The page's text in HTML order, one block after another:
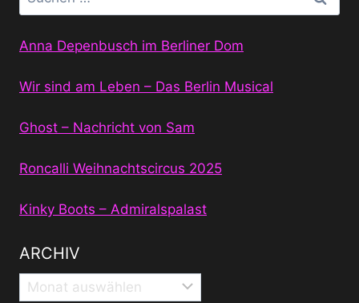
nach:
Anna Depenbusch im Berliner Dom
Wir sind am Leben – Das Berlin Musical
Ghost – Nachricht von Sam
Roncalli Weihnachtscircus 2025
Kinky Boots – Admiralspalast
ARCHIV
Archiv